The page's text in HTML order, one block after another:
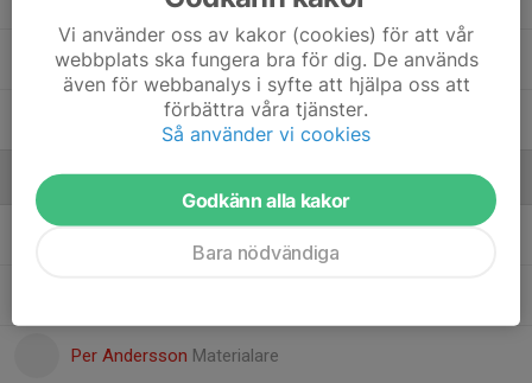
Tymoteusz Wiktorski, Hockeygymnasium 26/27
Valter Algerin, Hockeygymnasium 26/27
Ledare
Per Andersson Materialare
Vi använder oss av kakor (cookies) för att vår
webbplats ska fungera bra för dig. De används
även för webbanalys i syfte att hjälpa oss att
förbättra våra tjänster.
Så använder vi cookies
Godkänn alla kakor
Bara nödvändiga